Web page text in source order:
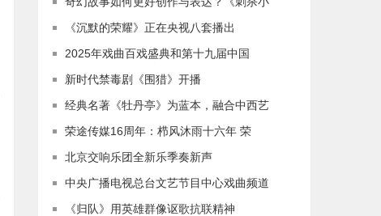
《沉默的荣耀》正在央视八套播出
2025年戏曲百戏盛典和第十九届中国
新时代禁毒剧《围猎》开播
经典名著《牡丹亭》为蓝本，融合中西艺
荣途传媒16周年：栉风沐雨十六年 荣
北京交响乐团全新乐季奏新声
中央广播电视总台文艺节目中心戏曲频道
《归队》用英雄群像讴歌抗联精神